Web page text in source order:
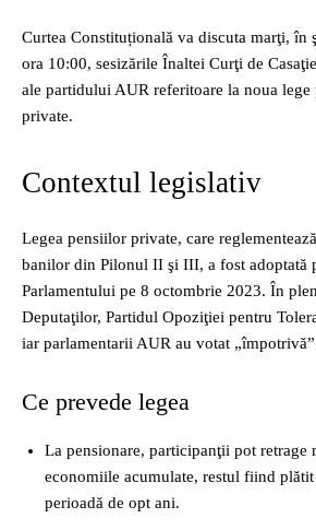
Curtea Constituțională va discuta marţi, în
ora 10:00, sesizările Înaltei Curţi de
ale partidului AUR referitoare la noua
private.
Contextul legislativ
Legea pensiilor private, care
banilor din Pilonul II şi III, a fost adoptată
Parlamentului pe 8 octombrie 2023. În
Deputaţilor, Partidul Opoziţiei pentru
iar parlamentarii AUR au votat
Ce prevede legea
La pensionare, participanţii pot retrage
economiile acumulate, restul fiind plătit
perioadă de opt ani.